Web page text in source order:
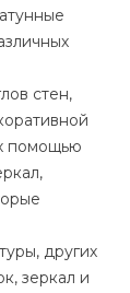
стен,
помощью
других
зеркал и